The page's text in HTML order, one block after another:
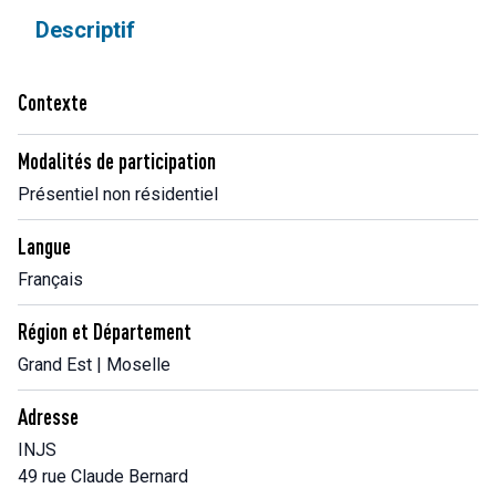
Contexte
Modalités de participation
Présentiel non résidentiel
Langue
Français
Région et Département
Grand Est | Moselle
Adresse
INJS
49 rue Claude Bernard
Descriptif